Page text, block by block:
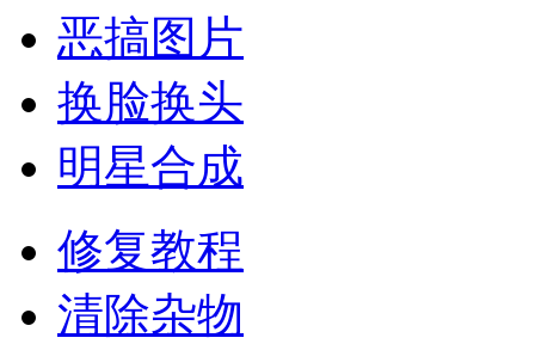
恶搞图片
换脸换头
明星合成
修复教程
清除杂物